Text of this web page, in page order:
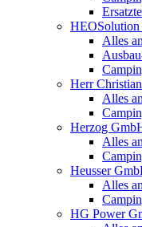
Alles
Herr
Alles
Herzog
Alles
Heusser
Alles
HG Power